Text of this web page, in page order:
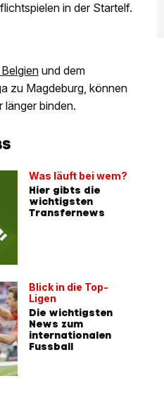
in der Startelf.
und dem
zu Magdeburg, können
länger binden.
Was läuft bei wem?
Hier gibts die
wichtigsten
Transfernews
Blick in die Top-
Ligen
Die wichtigsten
News zum
internationalen
Fussball